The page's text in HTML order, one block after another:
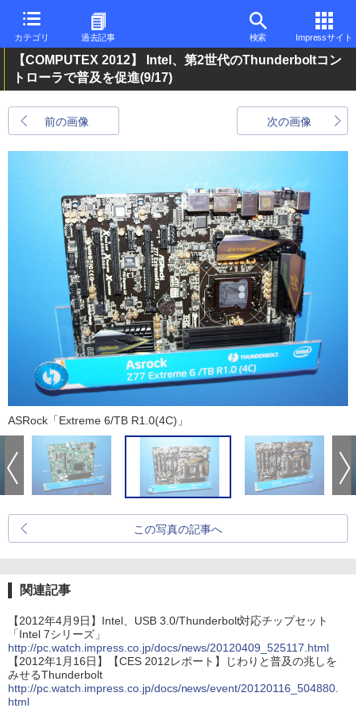
カテゴリ 過去記事 検索 Impressサイト
【COMPUTEX 2012】 Intel、第2世代のThunderboltコン
トローラで普及を促進(9/17)
前の画像 次の画像
ASRock「Extreme 6/TB R1.0(4C)」
この写真の記事へ
関連記事
【2012年4月9日】Intel、USB 3.0/Thunderbolt対応チップセット
「Intel 7シリーズ」
http://pc.watch.impress.co.jp/docs/news/20120409_525117.html
【2012年1月16日】【CES 2012レポート】じわりと普及の兆しを
みせるThunderbolt
http://pc.watch.impress.co.jp/docs/news/event/20120116_504880.
html